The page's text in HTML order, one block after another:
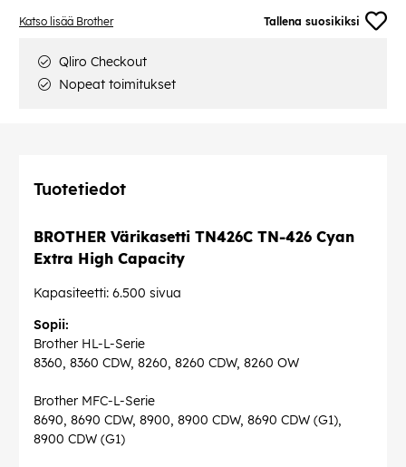
Katso lisää Brother Tallena suosikiksi
Qliro Checkout
Nopeat toimitukset
Tuotetiedot
BROTHER Värikasetti TN426C TN-426 Cyan
Extra High Capacity
Kapasiteetti: 6.500 sivua
Sopii:
Brother HL-L-Serie
8360, 8360 CDW, 8260, 8260 CDW, 8260 OW
Brother MFC-L-Serie
8690, 8690 CDW, 8900, 8900 CDW, 8690 CDW (G1),
8900 CDW (G1)